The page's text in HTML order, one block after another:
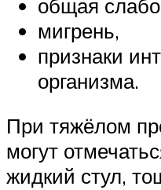
общая
мигрень,
признаки
организма.
При тяжёлом
могут
жидкий стул,